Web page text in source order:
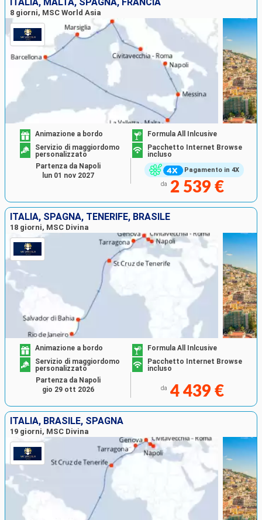
8 giorni, MSC World Asia
Pagamento in 4X
Animazione a bordo
Formula All Inlcusive
Servizio di maggiordomo
personalizzato
Pacchetto Internet Browse
incluso
da 2 539 €
Partenza da Napoli
lun 01 nov 2027
ITALIA, SPAGNA, TENERIFE, BRASILE
18 giorni, MSC Divina
Animazione a bordo
Formula All Inlcusive
Servizio di maggiordomo
personalizzato
Pacchetto Internet Browse
incluso
da 4 439 €
Partenza da Napoli
gio 29 ott 2026
ITALIA, BRASILE, SPAGNA
19 giorni, MSC Divina